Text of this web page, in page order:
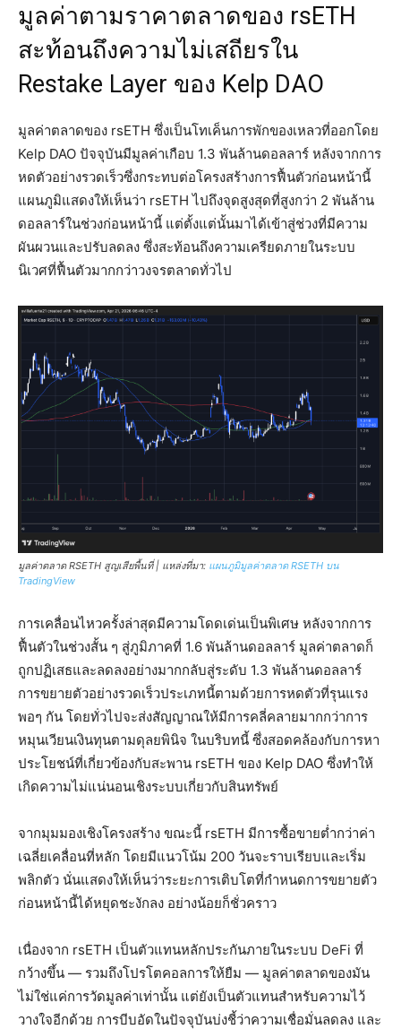
มูลค่าตามราคาตลาดของ rsETH
สะท้อนถึงความไม่เสถียรใน
Restake Layer ของ Kelp DAO
มูลค่าตลาดของ rsETH ซึ่งเป็นโทเค็นการพักของเหลวที่ออกโดย
Kelp DAO ปัจจุบันมีมูลค่าเกือบ 1.3 พันล้านดอลลาร์ หลังจากการ
หดตัวอย่างรวดเร็วซึ่งกระทบต่อโครงสร้างการฟื้นตัวก่อนหน้านี้
แผนภูมิแสดงให้เห็นว่า rsETH ไปถึงจุดสูงสุดที่สูงกว่า 2 พันล้าน
ดอลลาร์ในช่วงก่อนหน้านี้ แต่ตั้งแต่นั้นมาได้เข้าสู่ช่วงที่มีความ
ผันผวนและปรับลดลง ซึ่งสะท้อนถึงความเครียดภายในระบบ
นิเวศที่ฟื้นตัวมากกว่าวงจรตลาดทั่วไป
มูลค่าตลาด RSETH สูญเสียพื้นที่ | แหล่งที่มา: แผนภูมิมูลค่าตลาด RSETH บน
TradingView
การเคลื่อนไหวครั้งล่าสุดมีความโดดเด่นเป็นพิเศษ หลังจากการ
ฟื้นตัวในช่วงสั้น ๆ สู่ภูมิภาคที่ 1.6 พันล้านดอลลาร์ มูลค่าตลาดก็
ถูกปฏิเสธและลดลงอย่างมากกลับสู่ระดับ 1.3 พันล้านดอลลาร์
การขยายตัวอย่างรวดเร็วประเภทนี้ตามด้วยการหดตัวที่รุนแรง
พอๆ กัน โดยทั่วไปจะส่งสัญญาณให้มีการคลี่คลายมากกว่าการ
หมุนเวียนเงินทุนตามดุลยพินิจ ในบริบทนี้ ซึ่งสอดคล้องกับการหา
ประโยชน์ที่เกี่ยวข้องกับสะพาน rsETH ของ Kelp DAO ซึ่งทำให้
เกิดความไม่แน่นอนเชิงระบบเกี่ยวกับสินทรัพย์
จากมุมมองเชิงโครงสร้าง ขณะนี้ rsETH มีการซื้อขายต่ำกว่าค่า
เฉลี่ยเคลื่อนที่หลัก โดยมีแนวโน้ม 200 วันจะราบเรียบและเริ่ม
พลิกตัว นั่นแสดงให้เห็นว่าระยะการเติบโตที่กำหนดการขยายตัว
ก่อนหน้านี้ได้หยุดชะงักลง อย่างน้อยก็ชั่วคราว
เนื่องจาก rsETH เป็นตัวแทนหลักประกันภายในระบบ DeFi ที่
กว้างขึ้น — รวมถึงโปรโตคอลการให้ยืม — มูลค่าตลาดของมัน
ไม่ใช่แค่การวัดมูลค่าเท่านั้น แต่ยังเป็นตัวแทนสำหรับความไว้
วางใจอีกด้วย การบีบอัดในปัจจุบันบ่งชี้ว่าความเชื่อมั่นลดลง และ